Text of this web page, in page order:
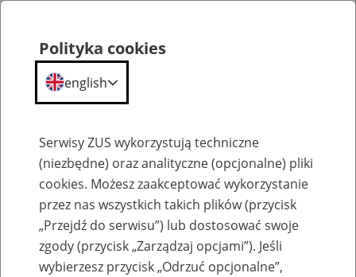
Aktualności
Polityka cookies
english
Serwisy ZUS wykorzystują techniczne
(niezbędne) oraz analityczne (opcjonalne) pliki
cookies. Możesz zaakceptować wykorzystanie
przez nas wszystkich takich plików (przycisk
„Przejdź do serwisu”) lub dostosować swoje
zgody (przycisk „Zarządzaj opcjami”). Jeśli
wybierzesz przycisk „Odrzuć opcjonalne”,